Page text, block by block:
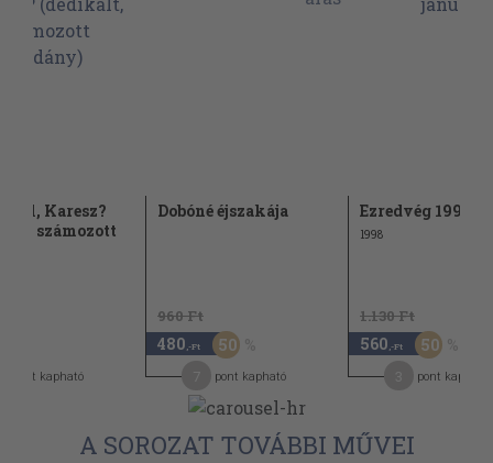
Karesz?
számozott
pont kapható
Dobóné éjszakája
960 Ft
480 ,-Ft 50
pont kapható
Ezredvég 1998.
1998
1.130 Ft
560 ,-Ft 50
pont kapható
A SOROZAT TOVÁBBI MŰVEI